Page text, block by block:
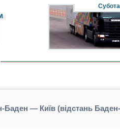
Субота
Баден — Київ (відстань